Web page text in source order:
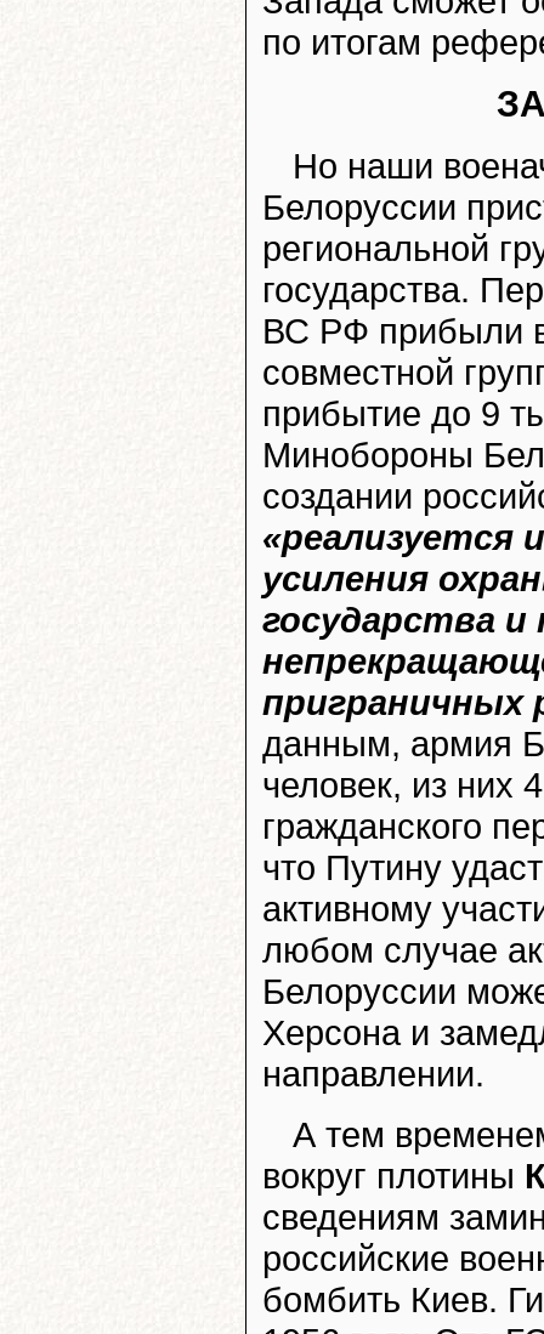
по итогам
Но наши
Белоруссии
региональной
государства.
ВС РФ прибыли
совместной
прибытие до 9
Минобороны
создании
«реализуется
усиления
государства
приграничных
данным, армия
человек, из них
гражданского
что Путину
активному
любом случае
Белоруссии
Херсона и
направлении.
А тем
вокруг плотины
сведениям
российские
бомбить Киев.